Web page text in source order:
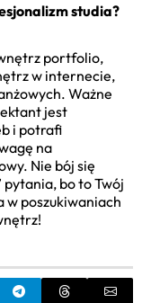
studia?
portfolio,
w internecie,
Ważne
jest
i potrafi
na
Nie bój się
pytania, bo to Twój
w poszukiwaniach